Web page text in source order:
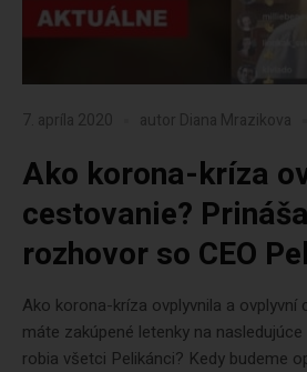
7. apríla 2020 autor Diana Mrazikova
Ako korona-kríza
cestovanie?
rozhovor so CEO
Ako korona-kríza ovplyvnila a
máte zakúpené letenky na
robia všetci Pelikánci? Kedy budeme